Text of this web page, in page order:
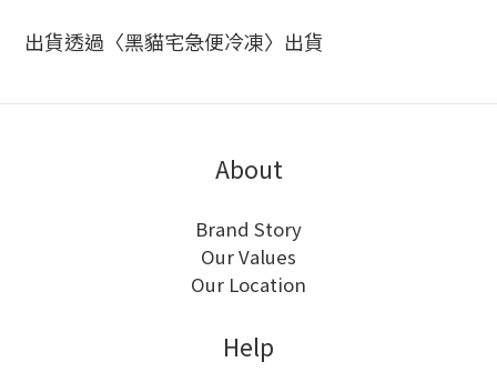
出貨透過〈黑貓宅急便冷凍〉出貨
About
Brand Story
Our Values
Our Location
Help